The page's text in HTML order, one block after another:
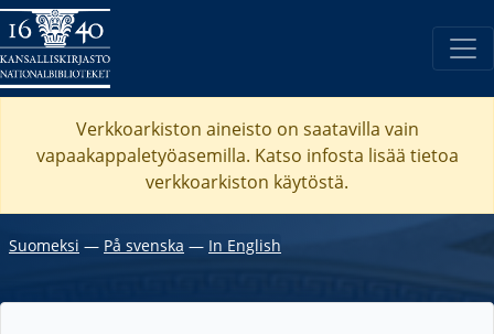
Verkkoarkiston aineisto on saatavilla vain
vapaakappaletyöasemilla. Katso infosta lisää tietoa
verkkoarkiston käytöstä.
Suomeksi ― På svenska ― In English